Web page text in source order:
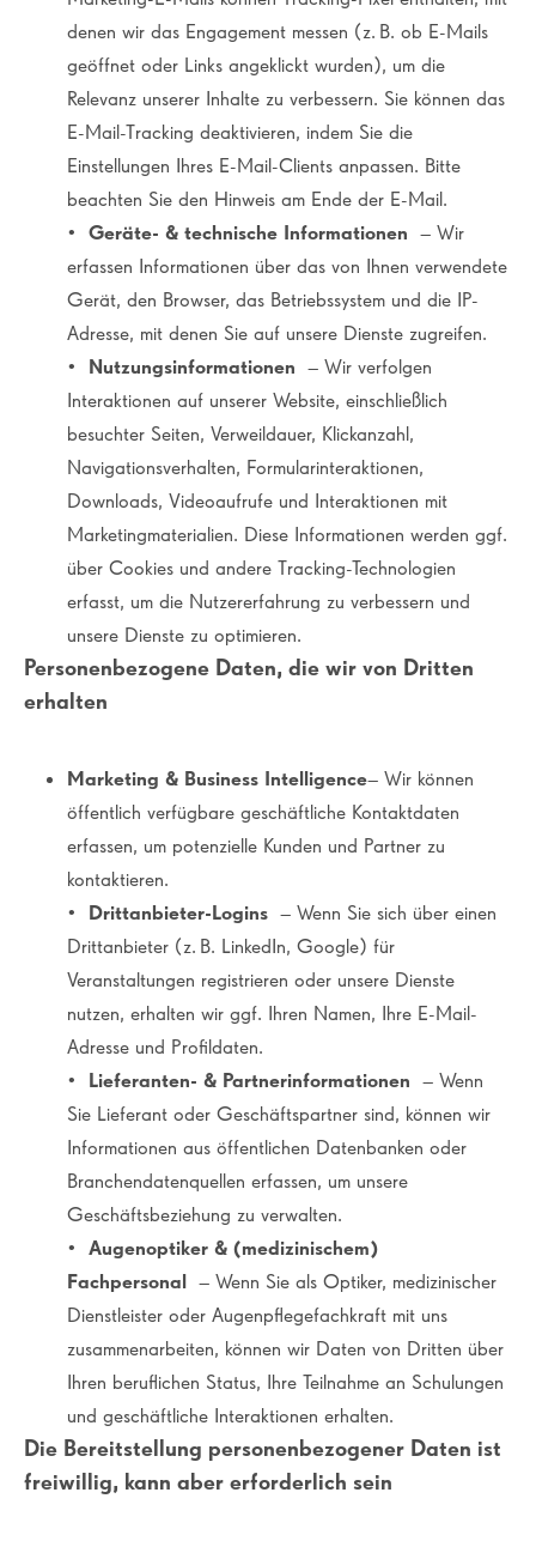
denen wir das Engagement messen (z. B. ob E-Mails
geöffnet oder Links angeklickt wurden), um die
Relevanz unserer Inhalte zu verbessern. Sie können das
E-Mail-Tracking deaktivieren, indem Sie die
Einstellungen Ihres E-Mail-Clients anpassen. Bitte
beachten Sie den Hinweis am Ende der E-Mail.
• Geräte- & technische Informationen – Wir
erfassen Informationen über das von Ihnen verwendete
Gerät, den Browser, das Betriebssystem und die IP-
Adresse, mit denen Sie auf unsere Dienste zugreifen.
• Nutzungsinformationen – Wir verfolgen
Interaktionen auf unserer Website, einschließlich
besuchter Seiten, Verweildauer, Klickanzahl,
Navigationsverhalten, Formularinteraktionen,
Downloads, Videoaufrufe und Interaktionen mit
Marketingmaterialien. Diese Informationen werden ggf.
über Cookies und andere Tracking-Technologien
erfasst, um die Nutzererfahrung zu verbessern und
unsere Dienste zu optimieren.
Personenbezogene Daten, die wir von Dritten
erhalten
Marketing & Business Intelligence– Wir können
öffentlich verfügbare geschäftliche Kontaktdaten
erfassen, um potenzielle Kunden und Partner zu
kontaktieren.
• Drittanbieter-Logins – Wenn Sie sich über einen
Drittanbieter (z. B. LinkedIn, Google) für
Veranstaltungen registrieren oder unsere Dienste
nutzen, erhalten wir ggf. Ihren Namen, Ihre E-Mail-
Adresse und Profildaten.
• Lieferanten- & Partnerinformationen – Wenn
Sie Lieferant oder Geschäftspartner sind, können wir
Informationen aus öffentlichen Datenbanken oder
Branchendatenquellen erfassen, um unsere
Geschäftsbeziehung zu verwalten.
• Augenoptiker & (medizinischem)
Fachpersonal – Wenn Sie als Optiker, medizinischer
Dienstleister oder Augenpflegefachkraft mit uns
zusammenarbeiten, können wir Daten von Dritten über
Ihren beruflichen Status, Ihre Teilnahme an Schulungen
und geschäftliche Interaktionen erhalten.
Die Bereitstellung personenbezogener Daten ist
freiwillig, kann aber erforderlich sein